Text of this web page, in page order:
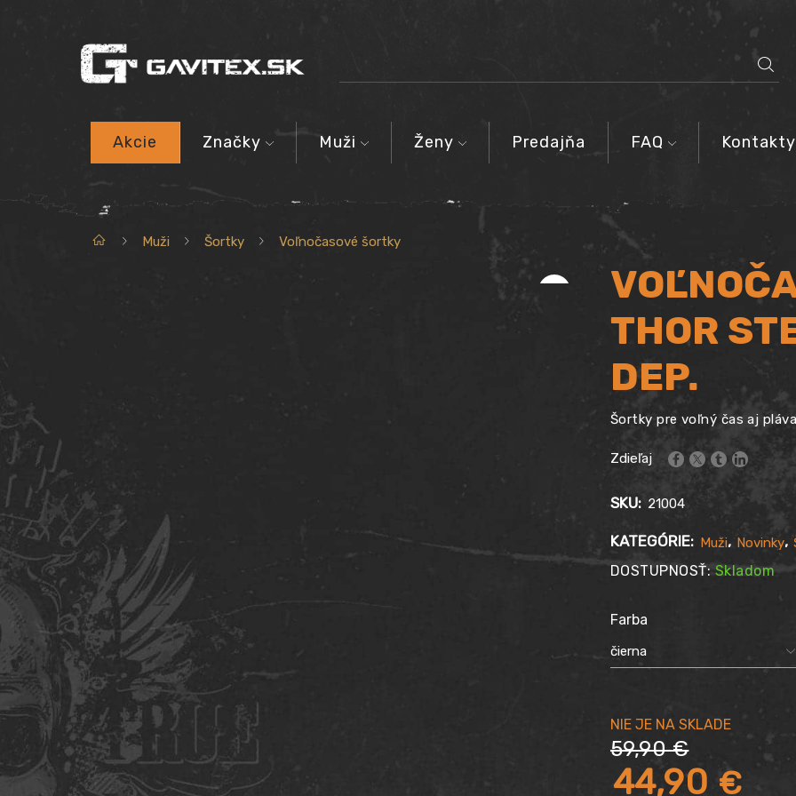
Akcie Značky Muži Ženy Predajňa FAQ Kontakty
Domov Muži Šortky Voľnočasové šortky
THOR
DEP.
Šortky pre voľný čas aj
Zdieľaj
SKU: 21004
KATEGÓRIE: Muži, Novinky,
DOSTUPNOSŤ: Skladom
Farba
59,90€
Pôvodná
44,90 €